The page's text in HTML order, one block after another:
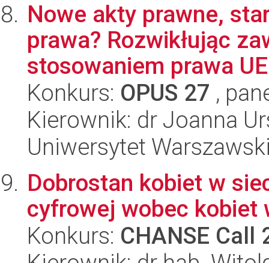
Nowe akty prawne,
prawa? Rozwikłując
stosowaniem prawa
Konkurs: OPUS 27 ,
Kierownik: dr Joanna
Uniwersytet
Dobrostan kobiet w
cyfrowej wobec kobiet
Konkurs: CHANSE Call